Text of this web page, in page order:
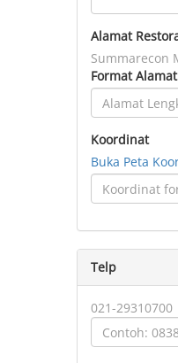
Alamat
Summarecon
Format Alamat
Koordinat
Buka Peta
Telp
021-29310700